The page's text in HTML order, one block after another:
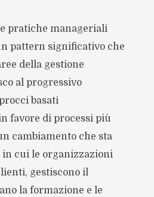
pratiche manageriali
pattern significativo che
della gestione
al progressivo
basati
favore di processi più
cambiamento che sta
cui le organizzazioni
gestiscono il
la formazione e le